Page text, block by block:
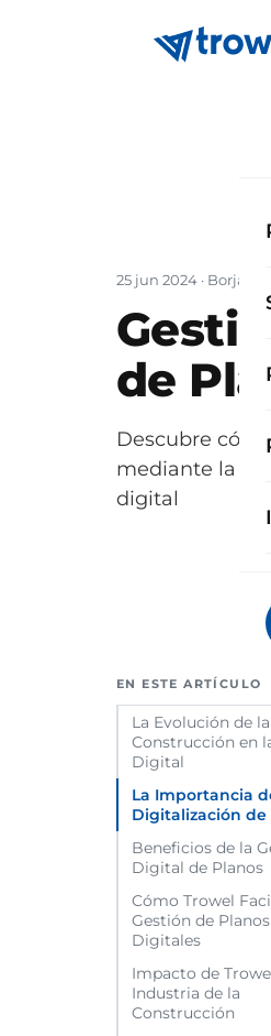
25 jun 2024 · Borja
de
Descubre
mediante la
digital
EN ESTE ARTÍCULO
La Evolución de la
Construcción en
Digital
La Importancia
Digitalización de
Beneficios de la
Digital de Planos
Cómo Trowel
Gestión de Planos
Digitales
Impacto de
Industria de la
Construcción